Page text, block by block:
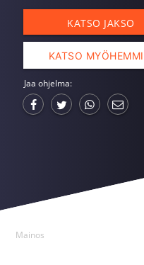
KATSO JAKSO
KATSO
Jaa ohjelma:
Mainos